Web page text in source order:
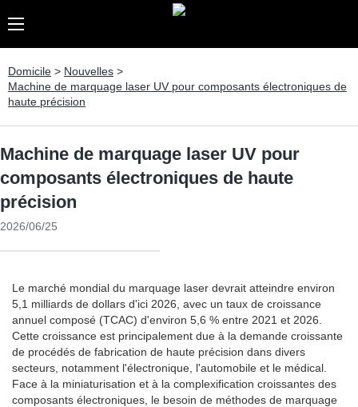
Domicile > Nouvelles >
Machine de marquage laser UV pour composants électroniques de
haute précision
Machine de marquage laser UV pour
composants électroniques de haute
précision
2026/06/25
Le marché mondial du marquage laser devrait atteindre environ
5,1 milliards de dollars d'ici 2026, avec un taux de croissance
annuel composé (TCAC) d'environ 5,6 % entre 2021 et 2026.
Cette croissance est principalement due à la demande croissante
de procédés de fabrication de haute précision dans divers
secteurs, notamment l'électronique, l'automobile et le médical.
Face à la miniaturisation et à la complexification croissantes des
composants électroniques, le besoin de méthodes de marquage